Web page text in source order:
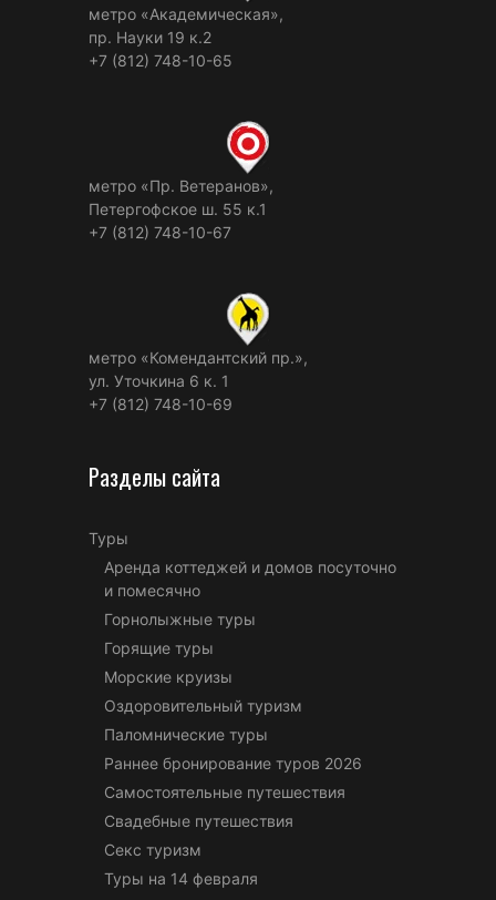
метро «Академическая»,
пр. Науки 19 к.2
+7 (812) 748-10-65
метро «Пр. Ветеранов»,
Петергофское ш. 55 к.1
+7 (812) 748-10-67
метро «Комендантский пр.»,
ул. Уточкина 6 к. 1
+7 (812) 748-10-69
Разделы сайта
Туры
Аренда коттеджей и домов посуточно
и помесячно
Горнолыжные туры
Горящие туры
Морские круизы
Оздоровительный туризм
Паломнические туры
Раннее бронирование туров 2026
Самостоятельные путешествия
Свадебные путешествия
Секс туризм
Туры на 14 февраля